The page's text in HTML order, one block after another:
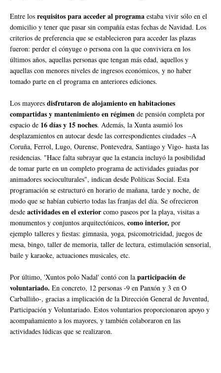
Entre los requisitos para acceder al programa estaba vivir sólo en el
domicilio y tener que pasar sin compañía estas fechas de Navidad. Los
criterios de preferencia que se establecieron para acceder las plazas
fueron: perder el cónyuge o persona con la que conviviera en los
últimos años, aquellas personas que tengan más edad, aquellos y
aquellas con menores niveles de ingresos económicos, y no haber
tomado parte en el programa en anteriores ediciones.
Los mayores disfrutaron de alojamiento en habitaciones
compartidas y mantenimiento en régimen de pensión completa por
espacio de 16 días y 15 noches. Además, la Xunta asumió los
desplazamientos en autocar desde las correspondientes ciudades –A
Coruña, Ferrol, Lugo, Ourense, Pontevedra, Santiago y Vigo- hasta las
residencias. "Hace falta subrayar que la estancia incluyó la posibilidad
de tomar parte en un completo programa de actividades guiadas por
animadores socioculturales", indican desde Políticas Social. Esta
programación se estructuró en horario de mañana, tarde y noche, de
modo que se habían cubierto todas las franjas del día. Se ofrecieron
desde actividades en el exterior como paseos por la playa, visitas a
monumentos y conjuntos arquitectónicos, como interior, por
ejemplo talleres y fiestas: gimnasia, yoga, psicomotricidad, juegos de
mesa, bingo, taller de memoria, taller de lectura, estimulación sensorial,
baile y karaoke, actuaciones musicales, etc.
Por último, 'Xuntos polo Nadal' contó con la participación de
voluntariado. En concreto, 12 personas -9 en Panxón y 3 en O
Carballiño-, gracias a implicación de la Dirección General de Juventud,
Participación y Voluntariado. Estos voluntarios proporcionaron apoyo y
acompañamiento a los mayores, y también colaboraron en las
actividades lúdicas que se realizaron.